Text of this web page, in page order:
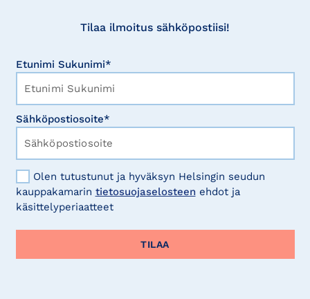
Tilaa ilmoitus sähköpostiisi!
Etunimi Sukunimi*
Sähköpostiosoite*
Olen tutustunut ja hyväksyn Helsingin seudun
kauppakamarin tietosuojaselosteen ehdot ja
käsittelyperiaatteet